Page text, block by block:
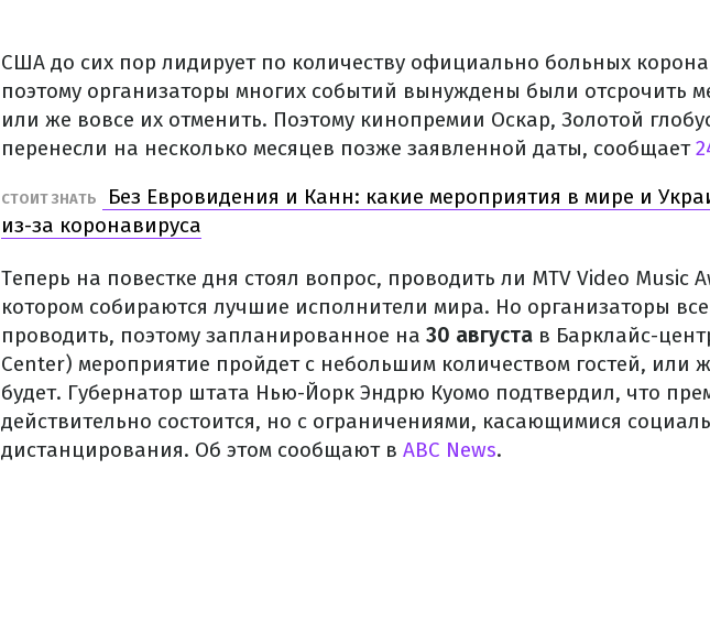
США до сих пор лидирует по количеству официально больных
поэтому организаторы многих событий вынуждены были отсрочить
или же вовсе их отменить. Поэтому кинопремии Оскар, Золотой
перенесли на несколько месяцев позже заявленной даты, сообщает
СТОИТ ЗНАТЬ
Без Евровидения и Канн: какие мероприятия в мире и
из-за коронавируса
Теперь на повестке дня стоял вопрос, проводить ли MTV Video Music
котором собираются лучшие исполнители мира. Но организаторы
проводить, поэтому запланированное на 30 августа в Барклайс-
Center) мероприятие пройдет с небольшим количеством гостей, или
будет. Губернатор штата Нью-Йорк Эндрю Куомо подтвердил, что
действительно состоится, но с ограничениями, касающимися
дистанцирования. Об этом сообщают в ABC News.